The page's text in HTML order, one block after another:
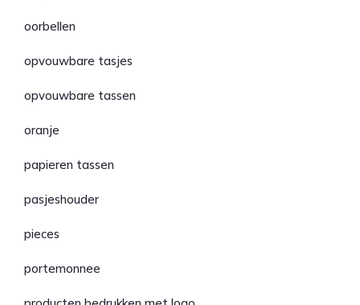
oorbellen
opvouwbare tasjes
opvouwbare tassen
oranje
papieren tassen
pasjeshouder
pieces
portemonnee